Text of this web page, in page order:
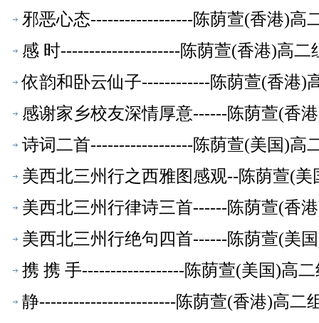
邪恶心态------------------陈荫萱(香港)高
感 时---------------------陈荫萱(香港)高二
依韵和卧云仙子------------陈荫萱(香港)
感谢家乡校友深情厚意------陈荫萱(香
诗词二首------------------陈荫萱(美国)高
美西北三州行之西雅图感观--陈荫萱(
美西北三州行律诗三首------陈荫萱(香
美西北三州行绝句四首------陈荫萱(美
携 携 手------------------陈荫萱(美国)高
静------------------------陈荫萱(香港)高二